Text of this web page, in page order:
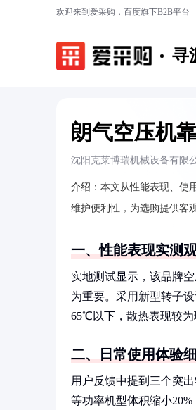
欢迎来到爱采购，百度旗下B2B平台
寻
朗气空压机
沈阳克莱博瑞机械设备有限
介绍： 本文从性能表现、使
维护便利性，为选购提供客
一、性能表现实测
实地测试显示，该品牌
为重要。采用新型转子
65℃以下，散热表现较为
二、日常使用体验
用户反馈中提到三个突
等功率机型体积缩小